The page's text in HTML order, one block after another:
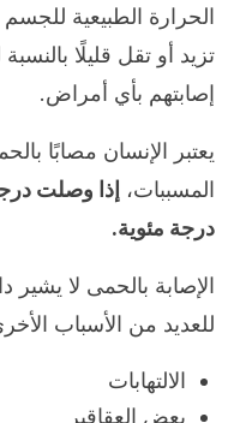
تزيد أو تقل قليلًا
إصابتهم بأي أمراض.
يعتبر الإنسان مصابًا
المسببات،
درجة مئوية.
الإصابة بالحمى لا
للعديد من الأسباب
الالتهابات
بعض العقاقير